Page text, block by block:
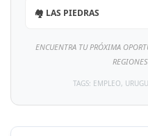
🏘️ LAS PIEDRAS
ENCUENTRA TU PRÓXIMA
TAGS: EMPLEO,